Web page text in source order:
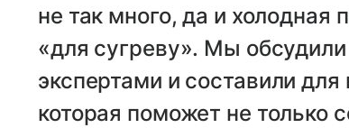
не так много, да и холодная
«для сугреву». Мы
экспертами и составили
которая поможет не только